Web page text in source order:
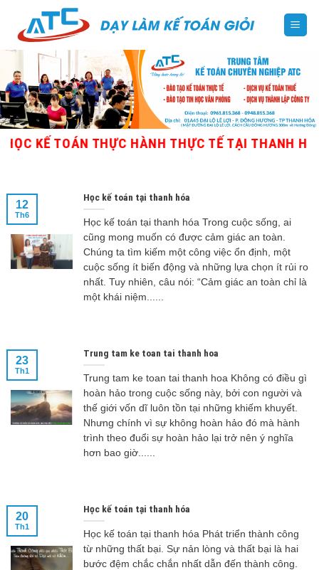
content
KẾ TOÁN THỰC HÀNH THỰC TẾ TẠI THANH HÓA
Học kế toán tại thanh hóa
Học kế toán tại thanh hóa Trong cuộc sống, ai
cũng mong muốn có được cảm giác an toàn.
Chúng ta tìm kiếm một công việc ổn định, một
cuộc sống ít biến động và những lựa chọn ít rủi ro
nhất. Tuy nhiên, câu nói: “Cảm giác an toàn chỉ là
một khái niệm......
12
Th6
Trung tam ke toan tai thanh hoa
Trung tam ke toan tai thanh hoa Không có điều gì
hoàn hảo trong cuộc sống này, bởi con người và
thế giới vốn dĩ luôn tồn tại những khiếm khuyết.
Nhưng chính vì sự không hoàn hảo đó mà hành
trình theo đuổi sự hoàn hảo lại trở nên ý nghĩa
hơn bao giờ......
23
Th1
Học kế toán tại thanh hóa
Học kế toán tại thanh hóa Phát triển thành công
từ những thất bại. Sự nản lòng và thất bại là hai
bước đệm chắc chắn nhất dẫn đến thành công.
20
Th1